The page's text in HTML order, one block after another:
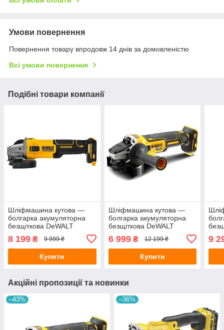
Умови повернення
Повернення товару впродовж 14 днів за домовленістю
Всі умови повернення
Подібні товари компанії
Шліфмашина кутова —
болгарка акумуляторна
безщіткова DeWALT
8 199 ₴ 9 999 ₴
Купити
Шліфмашина кутова —
болгарка акумуляторна
безщіткова DeWALT
6 999₴ 12 199 ₴
Купити
9
Акційні пропозиції та новинки
–43% –36%